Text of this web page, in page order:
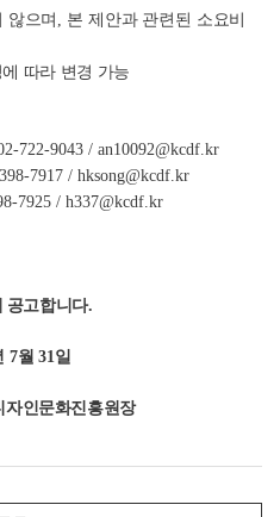
않으며
본 제안과 관련된 소요비
따라 변경 가능
722-9043 / an10092@kcdf.kr
7917 / hksong@kcdf.kr
7925 / h337@kcdf.kr
공고합니다.
7월 31 일
자인문화진흥원장